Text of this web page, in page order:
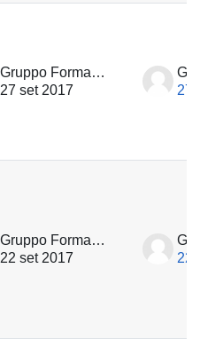
Gruppo Formazione
27 set 2017
27
Gruppo Formazione
22 set 2017
22